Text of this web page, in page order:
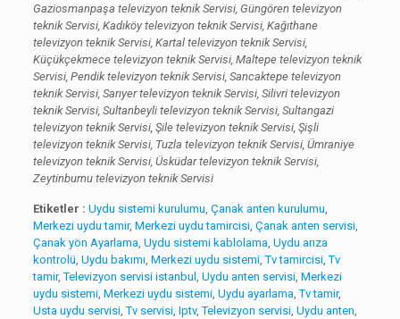
Gaziosmanpaşa televizyon teknik Servisi, Güngören televizyon
teknik Servisi, Kadıköy televizyon teknik Servisi, Kağıthane
televizyon teknik Servisi, Kartal televizyon teknik Servisi,
Küçükçekmece televizyon teknik Servisi, Maltepe televizyon teknik
Servisi, Pendik televizyon teknik Servisi, Sancaktepe televizyon
teknik Servisi, Sarıyer televizyon teknik Servisi, Silivri televizyon
teknik Servisi, Sultanbeyli televizyon teknik Servisi, Sultangazi
televizyon teknik Servisi, Şile televizyon teknik Servisi, Şişli
televizyon teknik Servisi, Tuzla televizyon teknik Servisi, Ümraniye
televizyon teknik Servisi, Üsküdar televizyon teknik Servisi,
Zeytinburnu televizyon teknik Servisi
Etiketler : Uydu sistemi kurulumu Çanak anten kurulumu
Merkezi uydu tamir, Merkezi uydu tamircisi, Çanak anten servisi,
Çanak yön Ayarlama Uydu sistemi kablolama Uydu arıza
kontrolü Uydu bakımı Merkezi uydu sistemi,Tv tamircisi,Tv
tamir,Televizyon servisi istanbul Uydu anten servisi, Merkezi
uydu sistemi, Merkezi uydu sistemi, Uydu ayarlama ,Tv tamir,
Usta uydu servisi,Tv servisi, Iptv,Televizyon servisi, Uydu anten